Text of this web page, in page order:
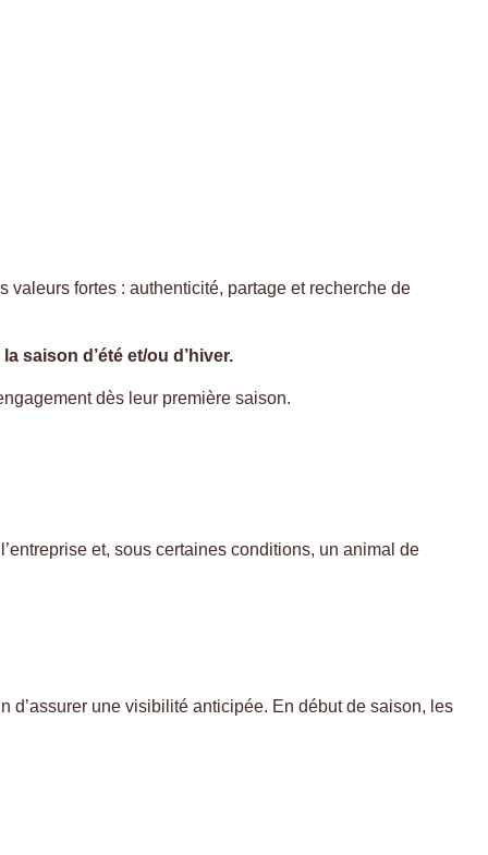
fortes : authenticité, partage et recherche de
saison d’été et/ou d’hiver.
dès leur première saison.
et, sous certaines conditions, un animal de
d’assurer une visibilité anticipée. En début de saison, les